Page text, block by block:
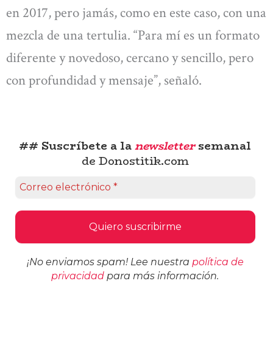
en 2017, pero jamás, como en este caso, con una
mezcla de una tertulia. “Para mí es un formato
diferente y novedoso, cercano y sencillo, pero
con profundidad y mensaje”, señaló.
## Suscríbete a lanewslettersemanal
de Donostitik.com
¡No enviamos spam! Lee nuestra política de
privacidad para más información.